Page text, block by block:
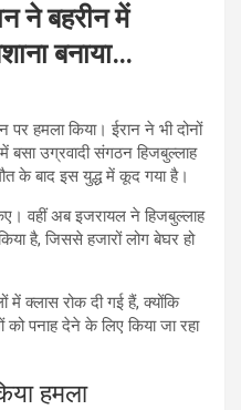
ने बहरीन में
बनाया…
हमला किया। ईरान ने भी दोनों
बसा उग्रवादी संगठन हिजबुल्लाह
के बाद इस युद्ध में कूद गया है।
वहीं अब इजरायल ने हिजबुल्लाह
है, जिससे हजारों लोग बेघर हो
क्लास रोक दी गई हैं, क्योंकि
को पनाह देने के लिए किया जा रहा
हमला